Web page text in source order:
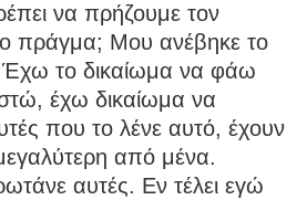
να πρήζουμε τον
πράγμα; Μου ανέβηκε το
Έχω το δικαίωμα να φάω
έχω δικαίωμα να
που το λένε αυτό, έχουν
από μένα.
αυτές. Εν τέλει εγώ